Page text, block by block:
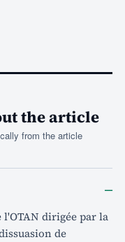
the article
from the article
–
l'OTAN dirigée par la
de